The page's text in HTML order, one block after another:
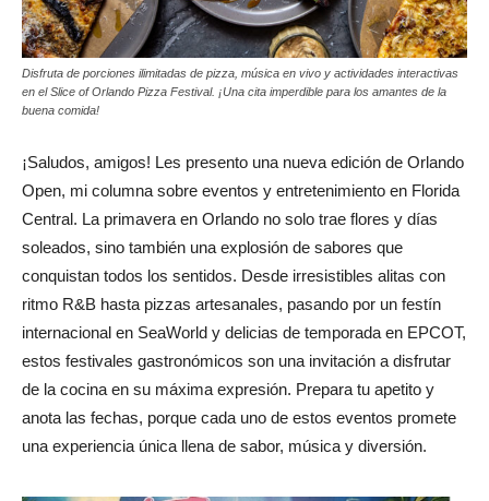
Disfruta de porciones ilimitadas de pizza, música en vivo y actividades interactivas
en el Slice of Orlando Pizza Festival. ¡Una cita imperdible para los amantes de la
buena comida!
¡Saludos, amigos! Les presento una nueva edición de Orlando
Open, mi columna sobre eventos y entretenimiento en Florida
Central. La primavera en Orlando no solo trae flores y días
soleados, sino también una explosión de sabores que
conquistan todos los sentidos. Desde irresistibles alitas con
ritmo R&B hasta pizzas artesanales, pasando por un festín
internacional en SeaWorld y delicias de temporada en EPCOT,
estos festivales gastronómicos son una invitación a disfrutar
de la cocina en su máxima expresión. Prepara tu apetito y
anota las fechas, porque cada uno de estos eventos promete
una experiencia única llena de sabor, música y diversión.